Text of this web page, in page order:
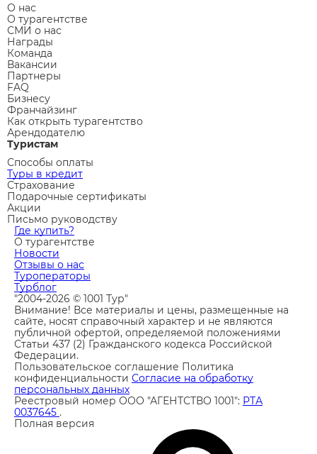
О нас
О турагентстве
СМИ о нас
Награды
Команда
Вакансии
Партнеры
FAQ
Бизнесу
Франчайзинг
Как открыть турагентство
Арендодателю
Туристам
Способы оплаты
Туры в кредит
Страхование
Подарочные сертификаты
Акции
Письмо руководству
Где купить?
О турагентстве
Новости
Отзывы о нас
Туроператоры
Турблог
"2004-2026 © 1001 Тур"
Внимание! Все материалы и цены, размещенные на
сайте, носят справочный характер и не являются
публичной офертой, определяемой положениями
Статьи 437 (2) Гражданского кодекса Российской
Федерации.
Пользовательское соглашение Политика
конфиденциальности Согласие на обработку
персональных данных
Реестровый номер ООО "АГЕНТСТВО 1001": РТА
0037645 .
Полная версия